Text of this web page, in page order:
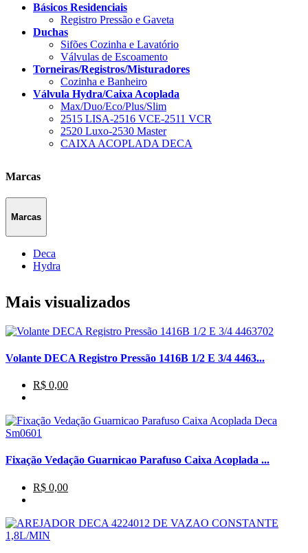
Básicos Residenciais
Registro Pressão e Gaveta
Duchas
Sifões Cozinha e Lavatório
Válvulas de Escoamento
Torneiras/Registros/Misturadores
Cozinha e Banheiro
Válvula Hydra/Caixa Acoplada
Max/Duo/Eco/Plus/Slim
2515 LISA-2516 VCE-2511 VCR
2520 Luxo-2530 Master
CAIXA ACOPLADA DECA
Marcas
Marcas
Deca
Hydra
Mais visualizados
Volante DECA Registro Pressão 1416B 1/2 E 3/4 4463...
R$ 0,00
Fixação Vedação Guarnicao Parafuso Caixa Acoplada ...
R$ 0,00